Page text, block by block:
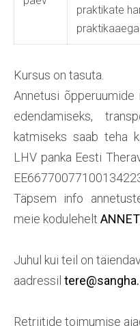
praktikate
Kursus on tasuta.
Annetusi
edendamiseks,
katmiseks saab teha
LHV panka Eesti
Täpsem info
meie kodulehelt
Juhul kui teil on
aadressil
Retriitide toimumise